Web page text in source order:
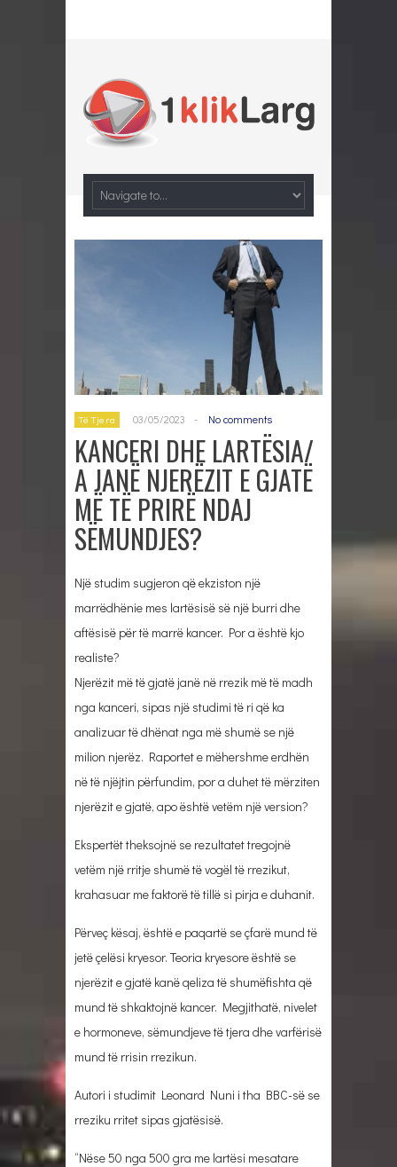
Të Tjera 03/05/2023 - No comments
KANCERI DHE LARTËSIA/
A JANË NJERËZIT E GJATË
MË TË PRIRË NDAJ
SËMUNDJES?
Një studim sugjeron që ekziston një
marrëdhënie mes lartësisë së një burri dhe
aftësisë për të marrë kancer. Por a është kjo
realiste?
Njerëzit më të gjatë janë në rrezik më të madh
nga kanceri, sipas një studimi të ri që ka
analizuar të dhënat nga më shumë se një
milion njerëz. Raportet e mëhershme erdhën
në të njëjtin përfundim, por a duhet të mërziten
njerëzit e gjatë, apo është vetëm një version?
Ekspertët theksojnë se rezultatet tregojnë
vetëm një rritje shumë të vogël të rrezikut,
krahasuar me faktorë të tillë si pirja e duhanit.
Përveç kësaj, është e paqartë se çfarë mund të
jetë çelësi kryesor. Teoria kryesore është se
njerëzit e gjatë kanë qeliza të shumëfishta që
mund të shkaktojnë kancer. Megjithatë, nivelet
e hormoneve, sëmundjeve të tjera dhe varfërisë
mund të rrisin rrezikun.
Autori i studimit Leonard Nuni i tha BBC-së se
rreziku rritet sipas gjatësisë.
“Nëse 50 nga 500 gra me lartësi mesatare